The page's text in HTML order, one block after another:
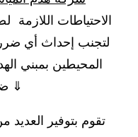
الاحتياطات اللازمة
لتجنب إحداث أي
المحيطين بمبني
ضرر ولا ضرار ⇓
تقوم بتوفير العديد